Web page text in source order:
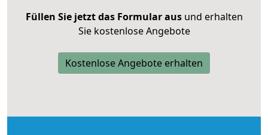
Füllen Sie jetzt das Formular ausund erhalten
Sie kostenlose Angebote
Kostenlose Angebote erhalten